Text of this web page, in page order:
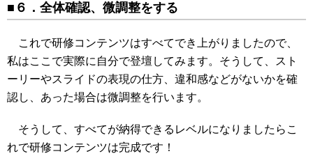
■６．全体確認、微調整をする
これで研修コンテンツはすべてでき上がりましたので、
私はここで実際に自分で登壇してみます。そうして、スト
ーリーやスライドの表現の仕方、違和感などがないかを確
認し、あった場合は微調整を行います。
そうして、すべてが納得できるレベルになりましたらこ
れで研修コンテンツは完成です！